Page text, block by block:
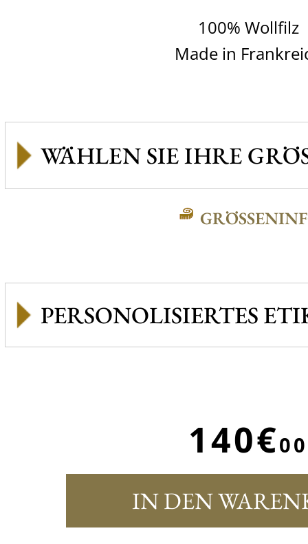
100% Wollfilz
Made in
GRÖSSENINFO
PERSONOLISIERTES
140€00
IN DEN